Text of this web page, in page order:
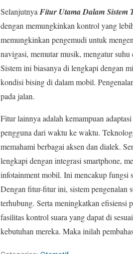
Selanjutnya Fitur Utama Dalam Sistem
dengan memungkinkan kontrol yang
memungkinkan pengemudi untuk
navigasi, memutar musik, mengatur
Sistem ini biasanya di lengkapi dengan
kondisi bising di dalam mobil.
pada jalan.
Fitur lainnya adalah kemampuan
pengguna dari waktu ke waktu.
memahami berbagai aksen dan dialek.
lengkapi dengan integrasi smartphone,
infotainment mobil. Ini mencakup fungsi
Dengan fitur-fitur ini, sistem pengenalan
terhubung. Serta meningkatkan efisiensi
fasilitas kontrol suara yang dapat di
kebutuhan mereka. Maka inilah